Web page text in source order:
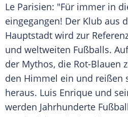
Le Parisien: "Für immer in
eingegangen! Der Klub aus
Hauptstadt wird zur
und weltweiten Fußballs.
der Mythos, die Rot-Blauen
den Himmel ein und reißen
heraus. Luis Enrique und
werden Jahrhunderte